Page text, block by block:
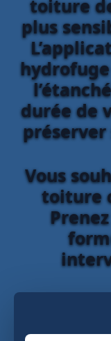
toiture
plus
durée de
préserver
Vous
toiture